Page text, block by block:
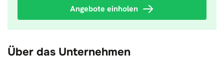
Angebote einholen
Über das Unternehmen